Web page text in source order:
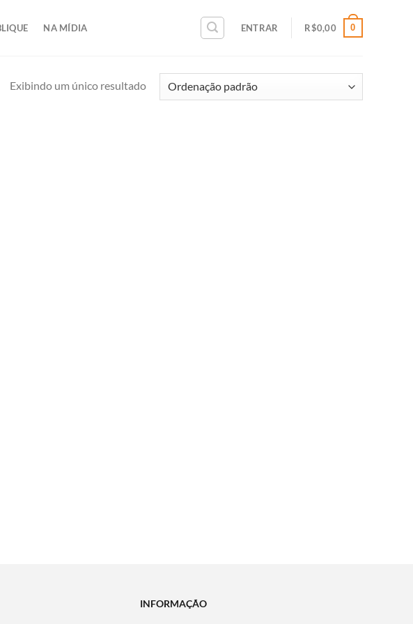
NA MÍDIA ENTRAR R$0,00 0
Exibindo um único resultado
INFORMAÇÃO